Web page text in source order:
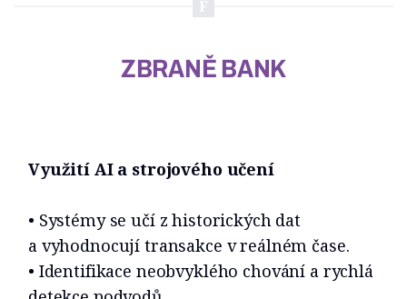
ZBRANĚ BANK
Využití AI a strojového učení
• Systémy se učí z historických dat
a vyhodnocují transakce v reálném čase.
• Identifikace neobvyklého chování a rychlá